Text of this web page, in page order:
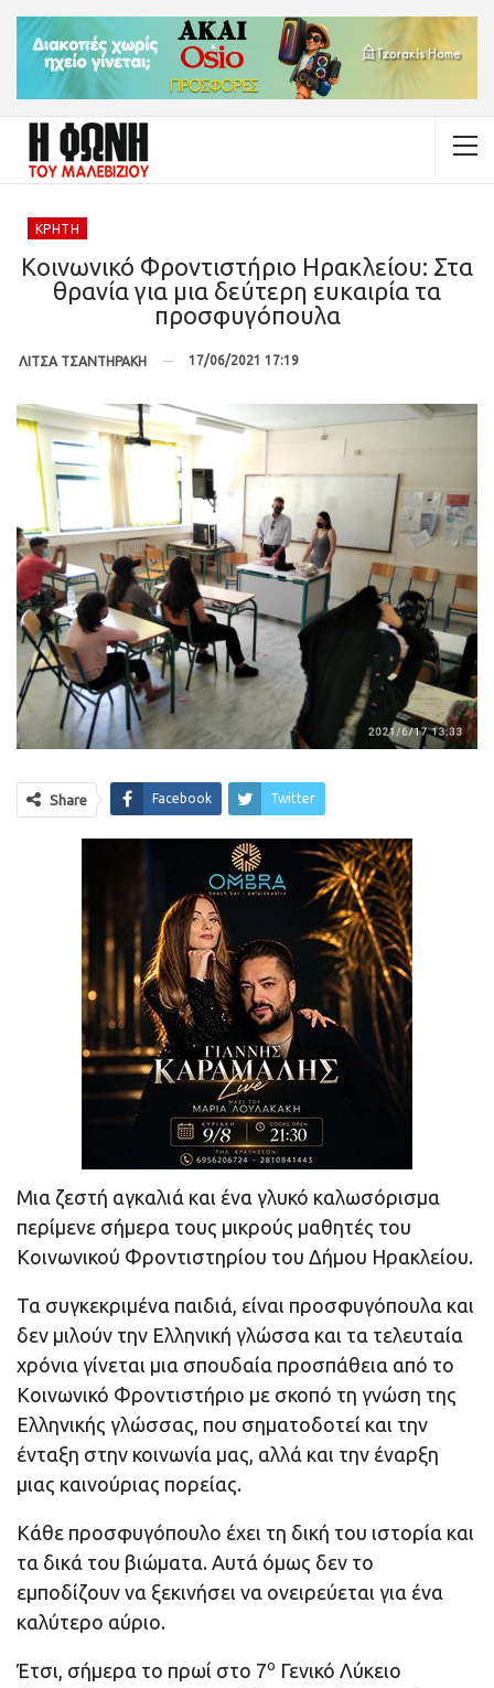
ΚΡΉΤΗ
Κοινωνικό Φροντιστήριο Ηρακλείου: Στα
θρανία για μια δεύτερη ευκαιρία τα
προσφυγόπουλα
ΛΙΤΣΑ ΤΣΑΝΤΗΡΑΚΗ 17/06/2021 17:19
Share Facebook Twitter
Μια ζεστή αγκαλιά και ένα γλυκό καλωσόρισμα
περίμενε σήμερα τους μικρούς μαθητές του
Κοινωνικού Φροντιστηρίου του Δήμου Ηρακλείου.
Τα συγκεκριμένα παιδιά, είναι προσφυγόπουλα και
δεν μιλούν την Ελληνική γλώσσα και τα τελευταία
χρόνια γίνεται μια σπουδαία προσπάθεια από το
Κοινωνικό Φροντιστήριο με σκοπό τη γνώση της
Ελληνικής γλώσσας, που σηματοδοτεί και την
ένταξη στην κοινωνία μας, αλλά και την έναρξη
μιας καινούριας πορείας.
Κάθε προσφυγόπουλο έχει τη δική του ιστορία και
τα δικά του βιώματα. Αυτά όμως δεν το
εμποδίζουν να ξεκινήσει να ονειρεύεται για ένα
καλύτερο αύριο.
Έτσι, σήμερα το πρωί στο 7ο Γενικό Λύκειο